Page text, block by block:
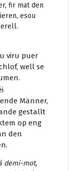
fir mat den
esou
viru puer
well se
Männer,
gestallt
op eng
den
demi-mot,